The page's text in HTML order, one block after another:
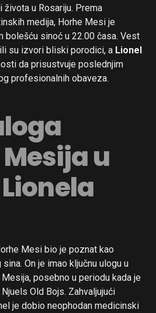
života u Rosariju. Prema
medija, Horhe Mesi je
bolešću sinoć u 22.00 časa. Vest
su izvori bliski porodici, a Lionel
da prisustvuje poslednjim
profesionalnih obaveza.
u
Mesi bio je poznat kao
On je imao ključnu ulogu u
posebno u periodu kada je
Old Bojs. Zahvaljujući
je dobio neophodan medicinski